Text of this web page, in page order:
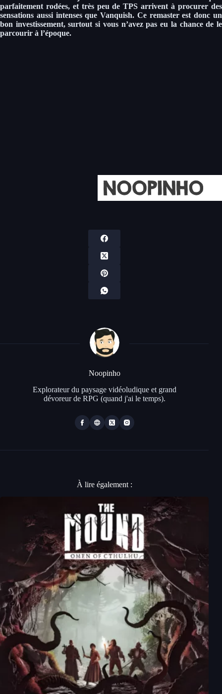
parfaitement rodées, et très peu de TPS arrivent à procurer des
sensations aussi intenses que Vanquish. Ce remaster est donc un
bon investissement, surtout si vous n’avez pas eu la chance de le
parcourir à l’époque.
Noopinho
Explorateur du paysage vidéoludique et grand
dévoreur de RPG (quand j'ai le temps).
À lire également :